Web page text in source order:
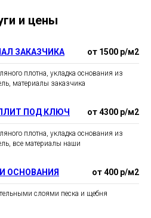
и цены
ЗАКАЗЧИКА от 1500 р/м2
плотна, укладка основания из
материалы заказчика
ПОД КЛЮЧ от 4300 р/м2
плотна, укладка основания из
все материалы наши
ОСНОВАНИЯ от 400 р/м2
слоями песка и щебня